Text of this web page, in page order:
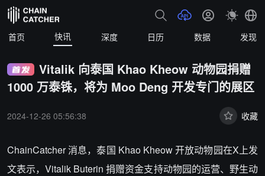
首页 快讯 深度 日历 数据 发现
Vitalik 向泰国 Khao Kheow 动物园捐赠
1000 万泰铢，将为 Moo Deng 开发专门的展区
2024-12-26 05:56:38 收藏
ChainCatcher 消息，泰国 Khao Kheow 开放动物园在X上发
文表示，Vitalik Buterin 捐赠资金支持动物园的运营、野生动